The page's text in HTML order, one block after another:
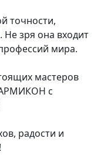
точности,
зря она входит
мира.
мастеров
АРМИКОН с
радости и